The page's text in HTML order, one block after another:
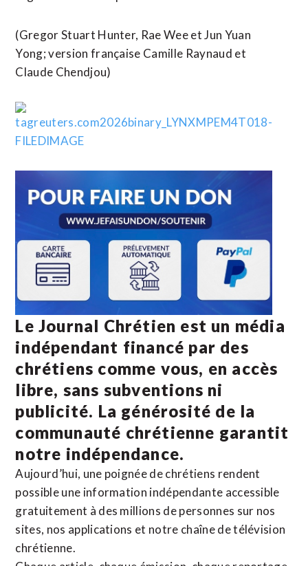
(Gregor Stuart Hunter, ​Rae Wee et Jun Yuan
Yong; version française Camille Raynaud et
Claude Chendjou)
Le Journal Chrétien est un média
indépendant financé par des
chrétiens comme vous, en accès
libre, sans subventions ni
publicité. La générosité de la
communauté chrétienne garantit
notre indépendance.
Aujourd’hui, une poignée de chrétiens rendent
possible une information indépendante accessible
gratuitement à des millions de personnes sur nos
sites, nos applications et notre chaîne de télévision
chrétienne.